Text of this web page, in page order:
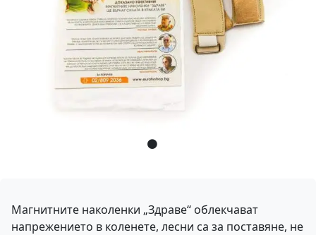
Магнитните наколенки „Здраве“ облекчават
напрежението в коленете, лесни са за поставяне, не